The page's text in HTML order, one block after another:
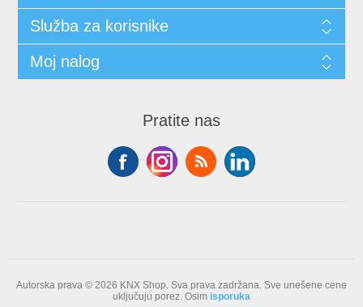
Služba za korisnike
Moj nalog
Pratite nas
Autorska prava © 2026 KNX Shop. Sva prava zadržana. Sve unešene cene
uključuju porez. Osim isporuka